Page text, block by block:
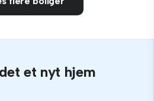
et nyt hjem